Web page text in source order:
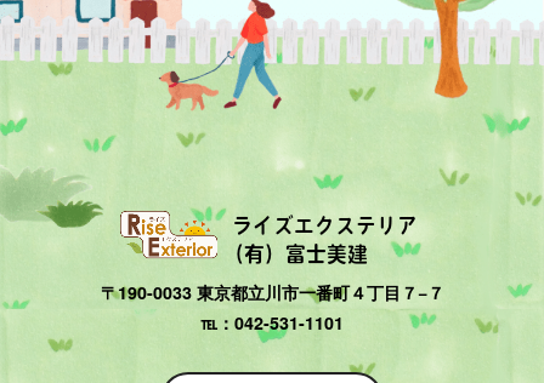
ライズエクステリア
（有）富士美建
〒190-0033 東京都立川市一番町４丁目７−７
℡：042-531-1101